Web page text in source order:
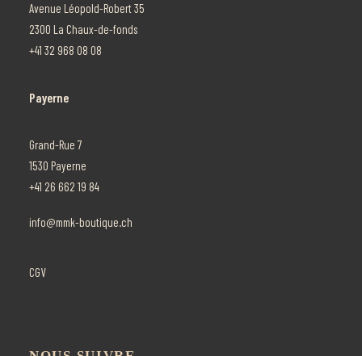
Avenue Léopold-Robert 35
2300 La Chaux-de-fonds
+41 32 968 08 08
Payerne
Grand-Rue 7
1530 Payerne
+41 26 662 19 84
info@mmk-boutique.ch
CGV